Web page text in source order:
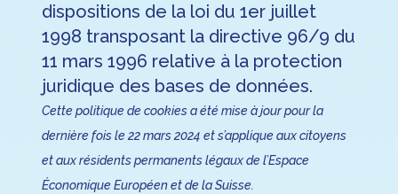
dispositions de la loi du 1er juillet
1998 transposant la directive 96/9 du
11 mars 1996 relative à la protection
juridique des bases de données.
Cette politique de cookies a été mise à jour pour la
dernière fois le 22 mars 2024 et s’applique aux citoyens
et aux résidents permanents légaux de l’Espace
Économique Européen et de la Suisse.